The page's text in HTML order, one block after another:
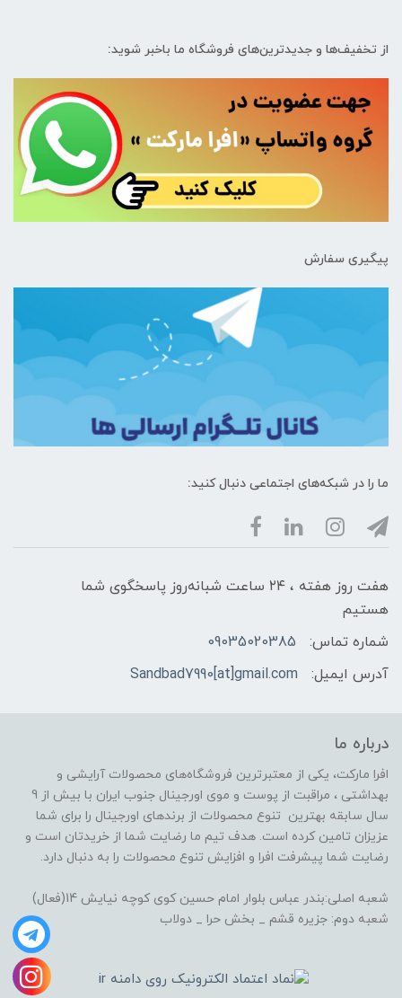
از تخفیف‌ها و جدیدترین‌های فروشگاه ما باخبر شوید:
پیگیری سفارش
ما را در شبکه‌های اجتماعی دنبال کنید:
هفت روز هفته ، ۲۴ ساعت شبانه‌روز پاسخگوی شما
هستیم
شماره تماس:
09035020385
آدرس ایمیل:
Sandbad7990[at]gmail.com
درباره ما
افرا مارکت، یکی از معتبرترین فروشگاه‌های محصولات آرایشی و
بهداشتی ، مراقبت از پوست و موی اورجینال جنوب ایران با بیش از 9
سال سابقه بهترین تنوع محصولات از برندهای اورجینال را برای شما
عزیزان تامین کرده است. هدف تیم ما رضایت شما از خریدتان است و
رضایت شما پیشرفت افرا و افزایش تنوع محصولات را به دنبال دارد.
شعبه اصلی:بندر عباس بلوار امام حسین کوی کوچه نیایش 14(فعال)
شعبه دوم: جزیره قشم _ بخش حرا _ دولاب